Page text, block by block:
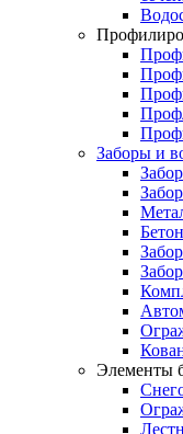
Заборы и
Элементы